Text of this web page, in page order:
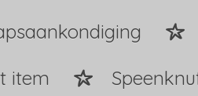
item